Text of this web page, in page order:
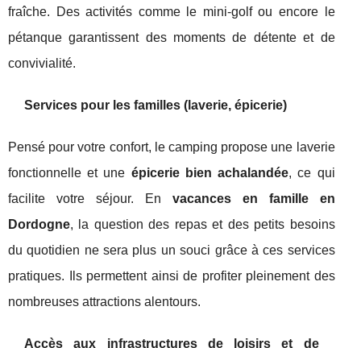
fraîche. Des activités comme le mini-golf ou encore le
pétanque garantissent des moments de détente et de
convivialité.
Services pour les familles (laverie, épicerie)
Pensé pour votre confort, le camping propose une laverie
fonctionnelle et une épicerie bien achalandée, ce qui
facilite votre séjour. En vacances en famille en
Dordogne, la question des repas et des petits besoins
du quotidien ne sera plus un souci grâce à ces services
pratiques. Ils permettent ainsi de profiter pleinement des
nombreuses attractions alentours.
Accès aux infrastructures de loisirs et de